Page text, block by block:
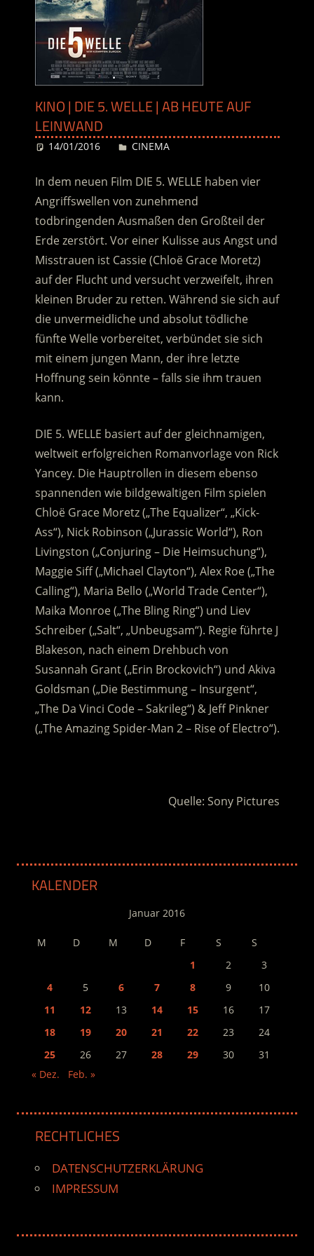
KINO | DIE 5. WELLE | AB HEUTE AUF
LEINWAND
14/01/2016 Desiree
CINEMA
In dem neuen Film DIE 5. WELLE haben vier
Angriffswellen von zunehmend
todbringenden Ausmaßen den Großteil der
Erde zerstört. Vor einer Kulisse aus Angst und
Misstrauen ist Cassie (Chloë Grace Moretz)
auf der Flucht und versucht verzweifelt, ihren
kleinen Bruder zu retten. Während sie sich auf
die unvermeidliche und absolut tödliche
fünfte Welle vorbereitet, verbündet sie sich
mit einem jungen Mann, der ihre letzte
Hoffnung sein könnte – falls sie ihm trauen
kann.
DIE 5. WELLE basiert auf der gleichnamigen,
weltweit erfolgreichen Romanvorlage von Rick
Yancey. Die Hauptrollen in diesem ebenso
spannenden wie bildgewaltigen Film spielen
Chloë Grace Moretz („The Equalizer“, „Kick-
Ass“), Nick Robinson („Jurassic World“), Ron
Livingston („Conjuring – Die Heimsuchung“),
Maggie Siff („Michael Clayton“), Alex Roe („The
Calling“), Maria Bello („World Trade Center“),
Maika Monroe („The Bling Ring“) und Liev
Schreiber („Salt“, „Unbeugsam“). Regie führte J
Blakeson, nach einem Drehbuch von
Susannah Grant („Erin Brockovich“) und Akiva
Goldsman („Die Bestimmung – Insurgent“,
„The Da Vinci Code – Sakrileg“) & Jeff Pinkner
(„The Amazing Spider-Man 2 – Rise of Electro“).
Quelle: Sony Pictures
KALENDER
Januar 2016
M D M D F S
S
1
2
3
4
5 6 7 8 9
10
11
12 13 14 15 16
17
18
19 20 21 22 23
24
25
26 27 28 29 30
31
« Dez.
Feb. »
RECHTLICHES
DATENSCHUTZERKLÄRUNG
IMPRESSUM